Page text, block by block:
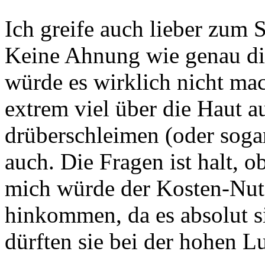
Ich greife auch lieber zum
Keine Ahnung wie genau
würde es wirklich nicht
extrem viel über die Haut
drüberschleimen (oder
auch. Die Fragen ist halt,
mich würde der Kosten-
hinkommen, da es absolut
dürften sie bei der hohen